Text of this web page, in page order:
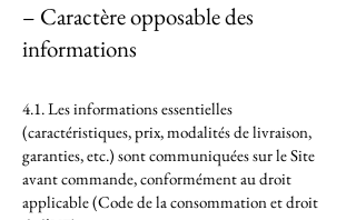
– Caractère opposable des
informations
4.1. Les informations essentielles
(caractéristiques, prix, modalités de livraison,
garanties, etc.) sont communiquées sur le Site
avant commande, conformément au droit
applicable (Code de la consommation et droit